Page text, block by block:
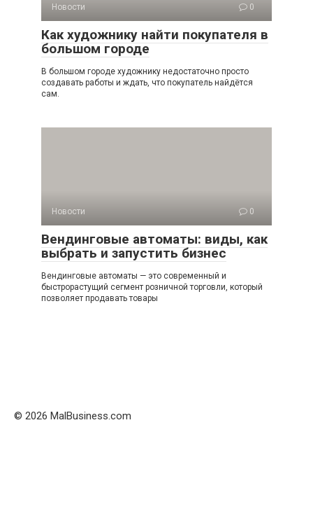
Новости 0
Как художнику найти покупателя в
большом городе
В большом городе художнику недостаточно просто
создавать работы и ждать, что покупатель найдётся
сам.
Новости 0
Вендинговые автоматы: виды, как
выбрать и запустить бизнес
Вендинговые автоматы — это современный и
быстрорастущий сегмент розничной торговли, который
позволяет продавать товары
© 2026 MalBusiness.com